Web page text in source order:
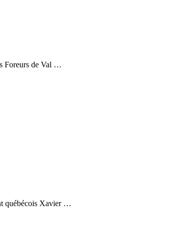
Foreurs de Val …
québécois Xavier …